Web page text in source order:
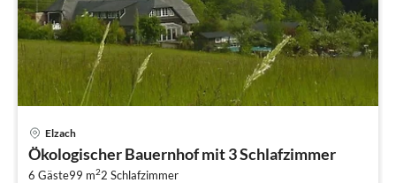
Elzach
Ökologischer Bauernhof mit 3 Schlafzimmer
6 Gäste99 m22 Schlafzimmer